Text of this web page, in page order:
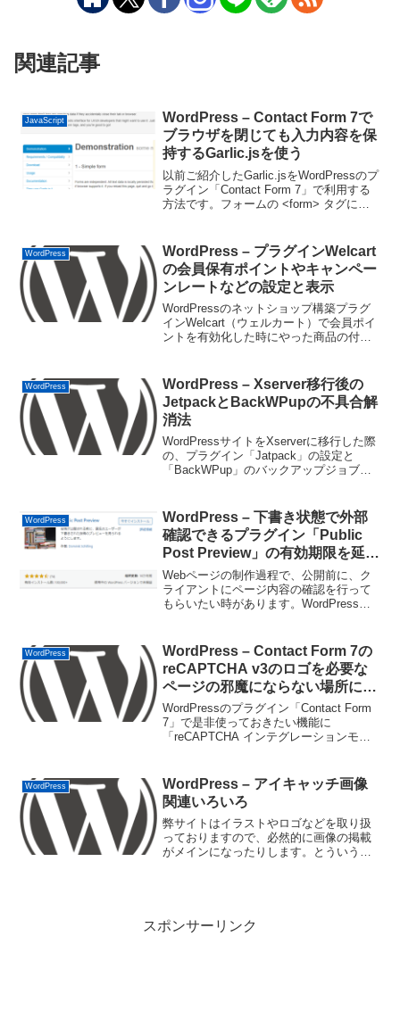
関連記事
JavaScript
WordPress – Contact Form 7で
ブラウザを閉じても入力内容を保
持するGarlic.jsを使う
以前ご紹介したGarlic.jsをWordPressのプ
ラグイン「Contact Form 7」で利用する
方法です。フォームの <form> タグにカ
わけです...
WordPress
WordPress – プラグインWelcart
の会員保有ポイントやキャンペー
ンレートなどの設定と表示
WordPressのネットショップ構築プラグ
インWelcart（ウェルカート）で会員ポイ
ントを有効化した時にやった商品の付与
へのメッセージ表示のまとめです。
WordPress
WordPress – Xserver移行後の
JetpackとBackWPupの不具合解
消法
WordPressサイトをXserverに移行した際
の、プラグイン「Jatpack」の設定と
「BackWPup」のバックアップジョブが
出来ないJetpack...
WordPress
WordPress – 下書き状態で外部
確認できるプラグイン「Public
Post Preview」の有効期限を延長
する
Webページの制作過程で、公開前に、ク
ライアントにページ内容の確認を行って
もらいたい時があります。WordPressの
用プレビューURLを発行するこ...
WordPress
WordPress – Contact Form 7の
reCAPTCHA v3のロゴを必要な
ページの邪魔にならない場所にの
み表示させる
WordPressのプラグイン「Contact Form
7」で是非使っておきたい機能に
「reCAPTCHA インテグレーションモジ
動化された不正なフォーム送信を遮断す
るG...
WordPress
WordPress – アイキャッチ画像
関連いろいろ
弊サイトはイラストやロゴなどを取り扱
っておりますので、必然的に画像の掲載
がメインになったりします。とういうわ
スポンサーリンク